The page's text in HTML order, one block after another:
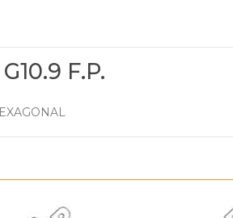
F.P.